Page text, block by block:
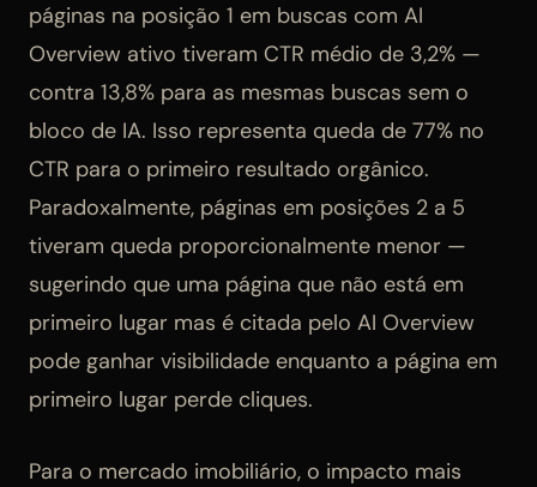
páginas na posição 1 em buscas com AI
Overview ativo tiveram CTR médio de 3,2% —
contra 13,8% para as mesmas buscas sem o
bloco de IA. Isso representa queda de 77% no
CTR para o primeiro resultado orgânico.
Paradoxalmente, páginas em posições 2 a 5
tiveram queda proporcionalmente menor —
sugerindo que uma página que não está em
primeiro lugar mas é citada pelo AI Overview
pode ganhar visibilidade enquanto a página em
primeiro lugar perde cliques.
Para o mercado imobiliário, o impacto mais